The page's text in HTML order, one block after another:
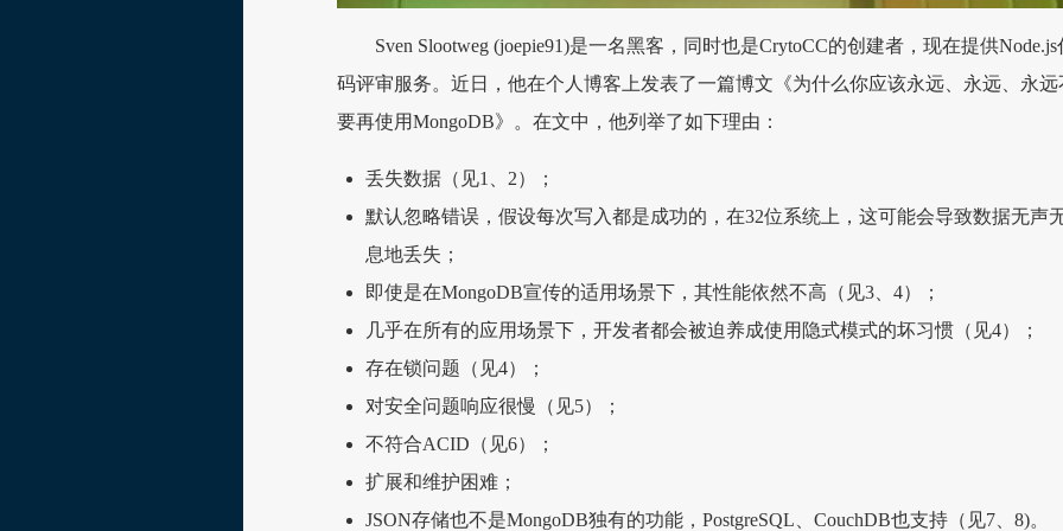
Sven Slootweg (joepie91)是一名黑客，同时也是CrytoCC的创建者，现在提供Node.js
码评审服务。近日，他在个人博客上发表了一篇博文《为什么你应该永远、永远、永远
要再使用MongoDB》。在文中，他列举了如下理由：
丢失数据（见1、2）；
默认忽略错误，假设每次写入都是成功的，在32位系统上，这可能会导致数据无声
息地丢失；
即使是在MongoDB宣传的适用场景下，其性能依然不高（见3、4）；
几乎在所有的应用场景下，开发者都会被迫养成使用隐式模式的坏习惯（见4）；
存在锁问题（见4）；
对安全问题响应很慢（见5）；
不符合ACID（见6）；
扩展和维护困难；
JSON存储也不是MongoDB独有的功能，PostgreSQL、CouchDB也支持（见7、8)。